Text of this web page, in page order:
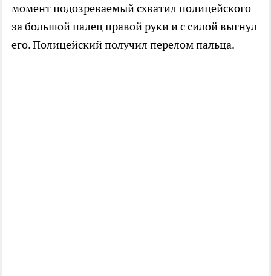
момент подозреваемый схватил полицейского
за большой палец правой руки и с силой выгнул
его. Полицейский получил перелом пальца.